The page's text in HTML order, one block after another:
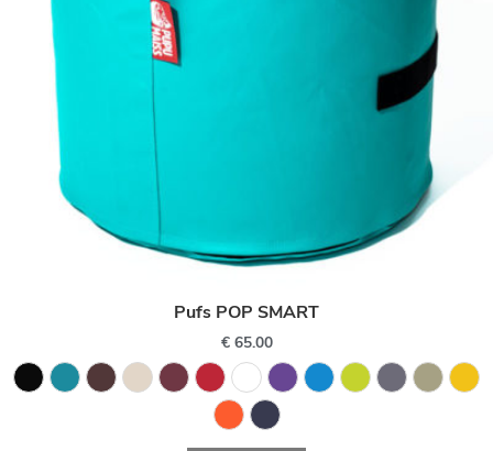
Pufs POP SMART
€65.00